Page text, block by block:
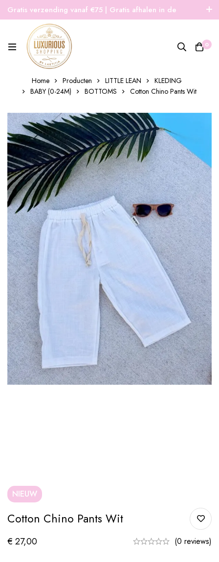
Gratis verzending vanaf €75 | Gratis afhalen in de
winkel | Snelle verzending
0
Home Producten LITTLE LEAN
KLEDING
BABY (0-24M)
BOTTOMS Cotton Chino Pants Wit
NIEUW
Cotton Chino Pants Wit
€ 27,00 (0 reviews)